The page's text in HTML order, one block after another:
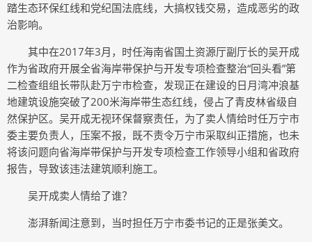
踏生态环保红线和党纪国法底线，大搞权钱交易，造成恶劣的政
治影响。
其中在2017年3月，时任海南省国土资源厅副厅长的吴开成
作为省政府开展全省海岸带保护与开发专项检查整治“回头看”第
二检查组组长带队赴万宁市检查，发现正在建设的日月湾冲浪基
地建筑设施突破了200米海岸带生态红线，侵占了青皮林省级自
然保护区。吴开成无视环保督察责任，为了卖人情给时任万宁市
委主要负责人，压案不报，既不责令万宁市采取纠正措施，也未
将该问题向省海岸带保护与开发专项检查工作领导小组和省政府
报告，导致该违法建筑顺利施工。
吴开成卖人情给了谁？
澎湃新闻注意到，当时担任万宁市委书记的正是张美文。